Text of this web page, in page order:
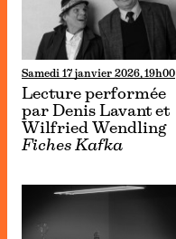
Samedi 17 janvier 2026, 19h00
Lecture performée
par Denis Lavant et
Wilfried Wendling
Fiches Kafka